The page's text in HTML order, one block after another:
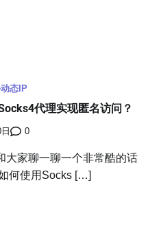
态IP
代理实现匿名访问？
0
家聊一聊一个非常酷的话
何使用Socks […]